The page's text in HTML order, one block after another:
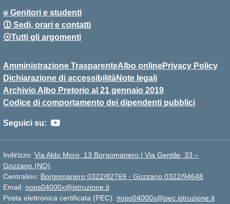
⍟ Genitori e studenti
🛈 Sedi, orari e contatti
⦿Tutti gli argomenti
Amministrazione TrasparenteAlbo onlinePrivacy Policy
Dichiarazione di accessibilitàNote legali
Archivio Albo Pretorio al 21 gennaio 2019
Codice di comportamento dei dipendenti pubblici
Seguici su:
Indirizzo: Via Aldo Moro, 13 Borgomanero | Via Gentile, 33 –
Gozzano (NO)
Centralino: Borgomanero 0322/82769 - Gozzano 0322/94648
Email: nops04000x@istruzione.it
Posta elettronica certificata (PEC): nops04000x@pec.istruzione.it